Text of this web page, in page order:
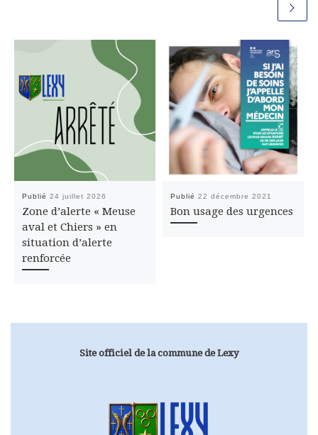
Publié 24 juillet 2026
Zone d’alerte « Meuse
aval et Chiers » en
situation d’alerte
renforcée
Publié 22 décembre 2021
Bon usage des urgences
Site officiel de la commune de Lexy